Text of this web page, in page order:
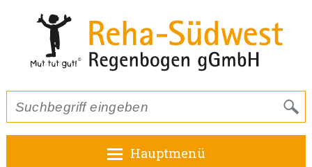
Hauptmenü